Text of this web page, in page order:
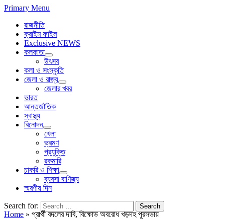
Primary Menu
রাজনীতি
ক্রাইম ফাইল
Exclusive NEWS
কলকাতা
উৎসব
কলা ও সংস্কৃতি
জেলা ও রাজ্য
জেলার খবর
ভারত
আন্তর্জাতিক
স্বাস্থ্য
বিনোদন
খেলা
ভ্রমণ
প্রযুক্তি
রকমারি
চাকরি ও শিক্ষা
ব্যবসা বাণিজ্য
স্মরণীয় দিন
Search for:
Home » প্রার্থী বদলের দাবি, বিক্ষোভ অবরোধ খড়দহ পুরসভায়